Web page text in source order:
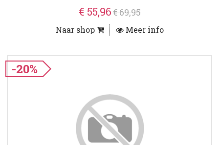
€ 55,96€ 69,95
Naar shop Meer info
-20%